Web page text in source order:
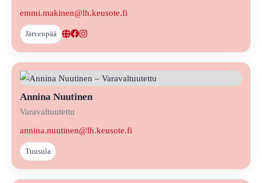
emmi.makinen@lh.keusote.fi
Järvenpää
Annina Nuutinen
Varavaltuutettu
annina.nuutinen@lh.keusote.fi
Tuusula